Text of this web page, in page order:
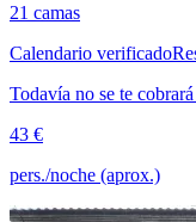
21 camas
Calendario verificado
Todavía no se te cobrará
43 €
pers./noche (aprox.)